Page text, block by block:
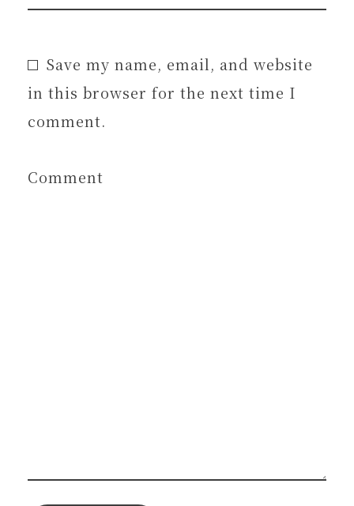
Save my name, email, and website
in this browser for the next time I
comment.
Comment